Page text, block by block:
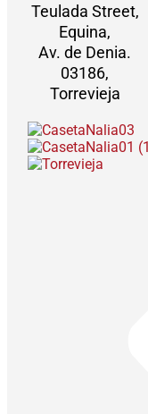
Teulada Street,
Equina,
Av. de Denia.
03186,
Torrevieja